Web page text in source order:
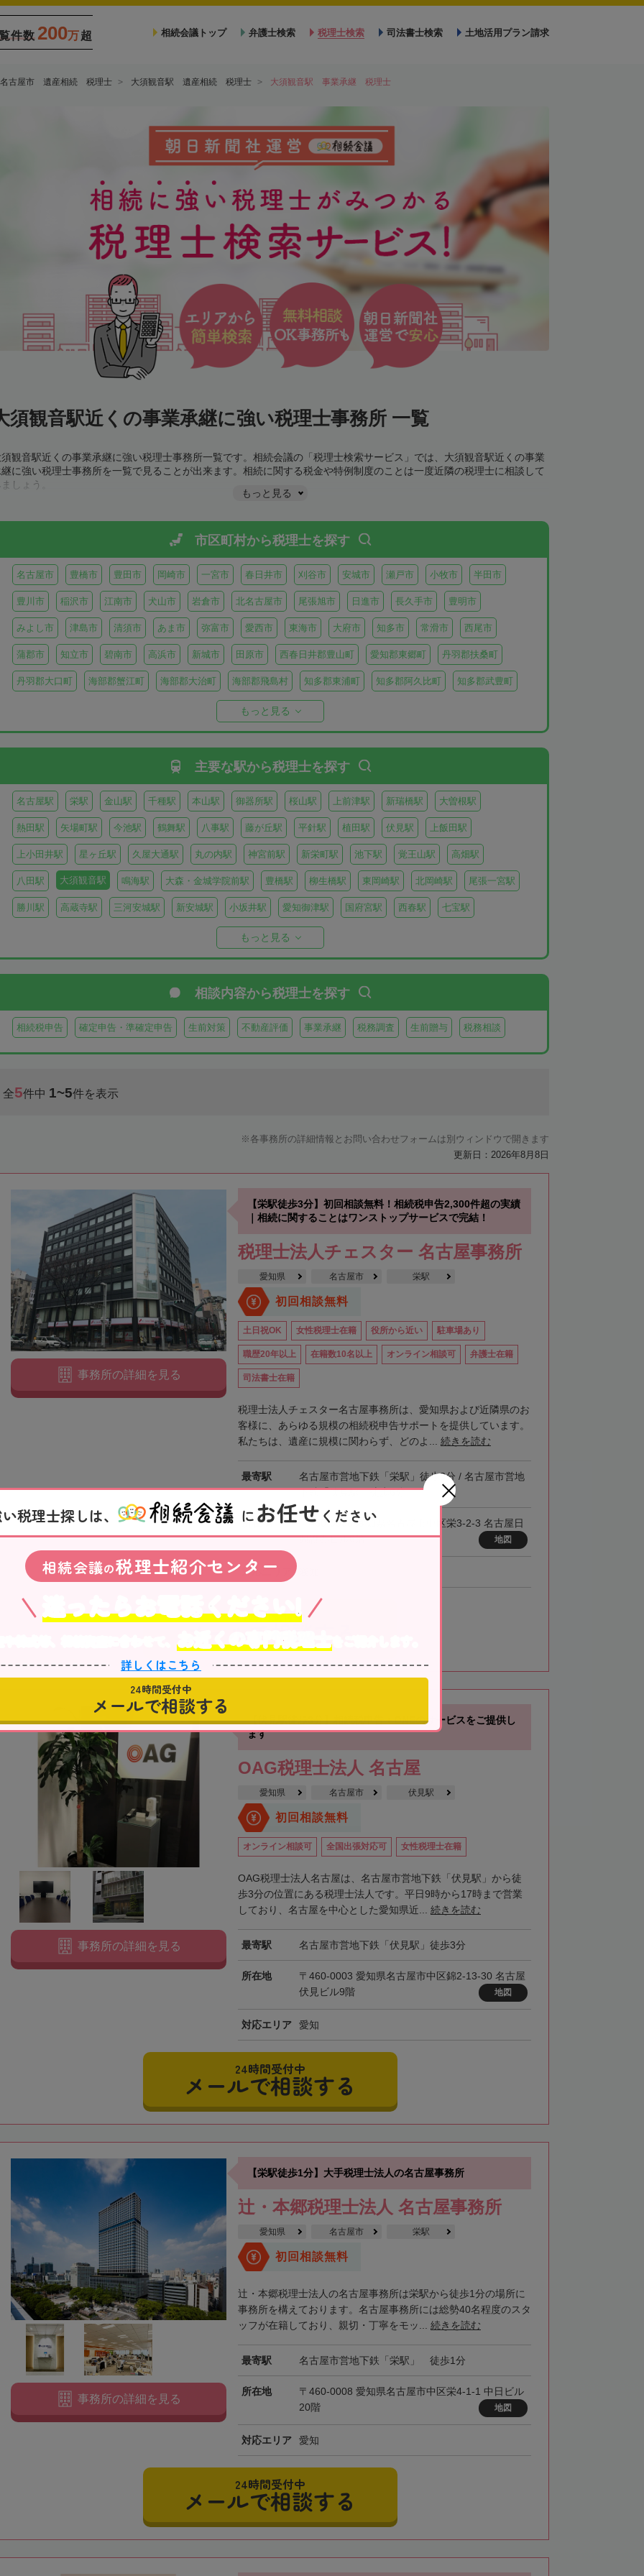
件数 200万超 相続会議トップ 弁護士検索 税理士検索 司法書士検索 土地活用プラン請求
名古屋市 遺産相続 税理士 大須観音駅 遺産相続 税理士 大須観音駅 事業承継 税理士
須観音駅近くの事業承継に強い税理士事務所 一覧
観音駅近くの事業承継に強い税理士事務所一覧です。相続会議の「税理士検索サービス」では、大須観音駅近くの事業
に強い税理士事務所を一覧で見ることが出来ます。相続に関する税金や特例制度のことは一度近隣の税理士に相談して
しょう。
もっと見る
市区町村から税理士を探す
名古屋市 豊橋市 豊田市 岡崎市 一宮市 春日井市 刈谷市 安城市 瀬戸市 小牧市 半田市
豊川市 稲沢市 江南市 犬山市 岩倉市 北名古屋市 尾張旭市 日進市 長久手市 豊明市
みよし市 津島市 清須市 あま市 弥富市 愛西市 東海市 大府市 知多市 常滑市 西尾市
蒲郡市 知立市 碧南市 高浜市 新城市 田原市 西春日井郡豊山町 愛知郡東郷町 丹羽郡扶桑町
丹羽郡大口町 海部郡蟹江町 海部郡大治町 海部郡飛島村 知多郡東浦町 知多郡阿久比町 知多郡武豊町
北設楽郡設楽町
もっと見る
主要な駅から税理士を探す
名古屋駅 栄駅 金山駅 千種駅 本山駅 御器所駅 桜山駅 上前津駅 新瑞橋駅 大曽根駅
熱田駅 矢場町駅 今池駅 鶴舞駅 八事駅 藤が丘駅 平針駅 植田駅 伏見駅 上飯田駅
上小田井駅 星ヶ丘駅 久屋大通駅 丸の内駅 神宮前駅 新栄町駅 池下駅 覚王山駅 高畑駅
八田駅 大須観音駅 鳴海駅 大森・金城学院前駅 豊橋駅 柳生橋駅 東岡崎駅 北岡崎駅 尾張一宮駅
勝川駅 高蔵寺駅 三河安城駅 新安城駅 小坂井駅 愛知御津駅 国府宮駅 西春駅 七宝駅
もっと見る
相談内容から税理士を探す
相続税申告 確定申告・準確定申告 生前対策 不動産評価 事業承継 税務調査 生前贈与 税務相談
全5件中 1~5件を表示
各事務所の詳細情報とお問い合わせフォームは別ウィンドウで開きます
更新日：2026年8月8日
【栄駅徒歩3分】初回相談無料！相続税申告2,300件超の実績
｜相続に関することはワンストップサービスで完結！
税理士法人チェスター 名古屋事務所
愛知県 名古屋市 栄駅
初回相談無料
土日祝OK 女性税理士在籍 役所から近い 駐車場あり
職歴20年以上 在籍数10名以上 オンライン相談可 弁護士在籍
司法書士在籍
税理士法人チェスター名古屋事務所は、愛知県および近隣県のお
客様に、あらゆる規模の相続税申告サポートを提供しています。
私たちは、遺産に規模に関わらず、どのよ... 続きを読む
最寄駅
名古屋市営地下鉄「栄駅」徒歩3分 / 名古屋市営地
下鉄「伏見駅」徒歩6分
所在地
〒460-0008 愛知県名古屋市中区栄3-2-3 名古屋日
興證券ビル6階
地図
対応エリア
事務所の詳細を見る
24時間受付中
メールで相談する
【伏見駅徒歩3分】相続税申告＋ONEのサービスをご提供し
ます
OAG税理士法人 名古屋
愛知県 名古屋市 伏見駅
初回相談無料
オンライン相談可 全国出張対応可 女性税理士在籍
OAG税理士法人名古屋は、名古屋市営地下鉄「伏見駅」から徒
歩3分の位置にある税理士法人です。平日9時から17時まで営業
しており、名古屋を中心とした愛知県近... 続きを読む
最寄駅 名古屋市営地下鉄「伏見駅」徒歩3分
所在地
〒460-0003 愛知県名古屋市中区錦2-13-30 名古屋
伏見ビル9階
地図
対応エリア 愛知
事務所の詳細を見る
24時間受付中
メールで相談する
【栄駅徒歩1分】大手税理士法人の名古屋事務所
辻・本郷税理士法人 名古屋事務所
愛知県 名古屋市 栄駅
初回相談無料
辻・本郷税理士法人の名古屋事務所は栄駅から徒歩1分の場所に
事務所を構えております。名古屋事務所には総勢40名程度のスタ
ッフが在籍しており、親切・丁寧をモッ... 続きを読む
最寄駅 名古屋市営地下鉄「栄駅」 徒歩1分
所在地
〒460-0008 愛知県名古屋市中区栄4-1-1 中日ビル
20階
地図
対応エリア 愛知
事務所の詳細を見る
24時間受付中
メールで相談する
税理士探しは、 にお任せ ください
相続会議の税理士紹介センター
迷ったらお電話ください!
お近くの専門税理士
詳しくはこちら
24時間受付中
メールで相談する